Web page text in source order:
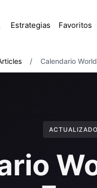
Estrategias Favoritos
/ Calendario